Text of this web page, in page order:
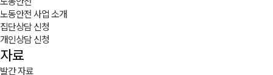
노동안전 사업 소개
집단상담 신청
개인상담 신청
자료
발간 자료